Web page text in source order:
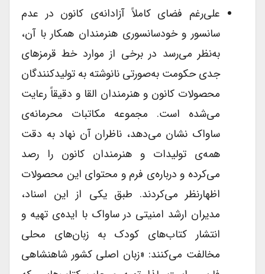
علی‌رغم فضای کاملاً آزادانه‌ی کانون در عدم
سانسور و خودسانسوری هنرمندان همکار با آن،
به‌نظر می‌رسد در برخی از موارد خط قرمزهای
جدی حکومت به‌صورتی نانوشته به تولیدکنندگان
محصولات کانون و هنرمندان القا و دقیقاً رعایت
می‌شده است. مجموعه مکاتبات محرمانه‌ی
ساواک نشان می‌دهد، ناظران آن نهاد به دقت
همه‌ی تولیدات و هنرمندان کانون را رصد
می‌کرده و درباره‌ی فرم و محتوای این محصولات
اظهارنظر می‌کردند. طبق یکی از این اسناد،
مدیران ارشد امنیتی در ساواک با ایده‌ی تهیه و
انتشار کتاب‌های کودک به زبان‌های محلی
مخالفت می‌کنند: «زبان اصلی کشور شاهنشاهی